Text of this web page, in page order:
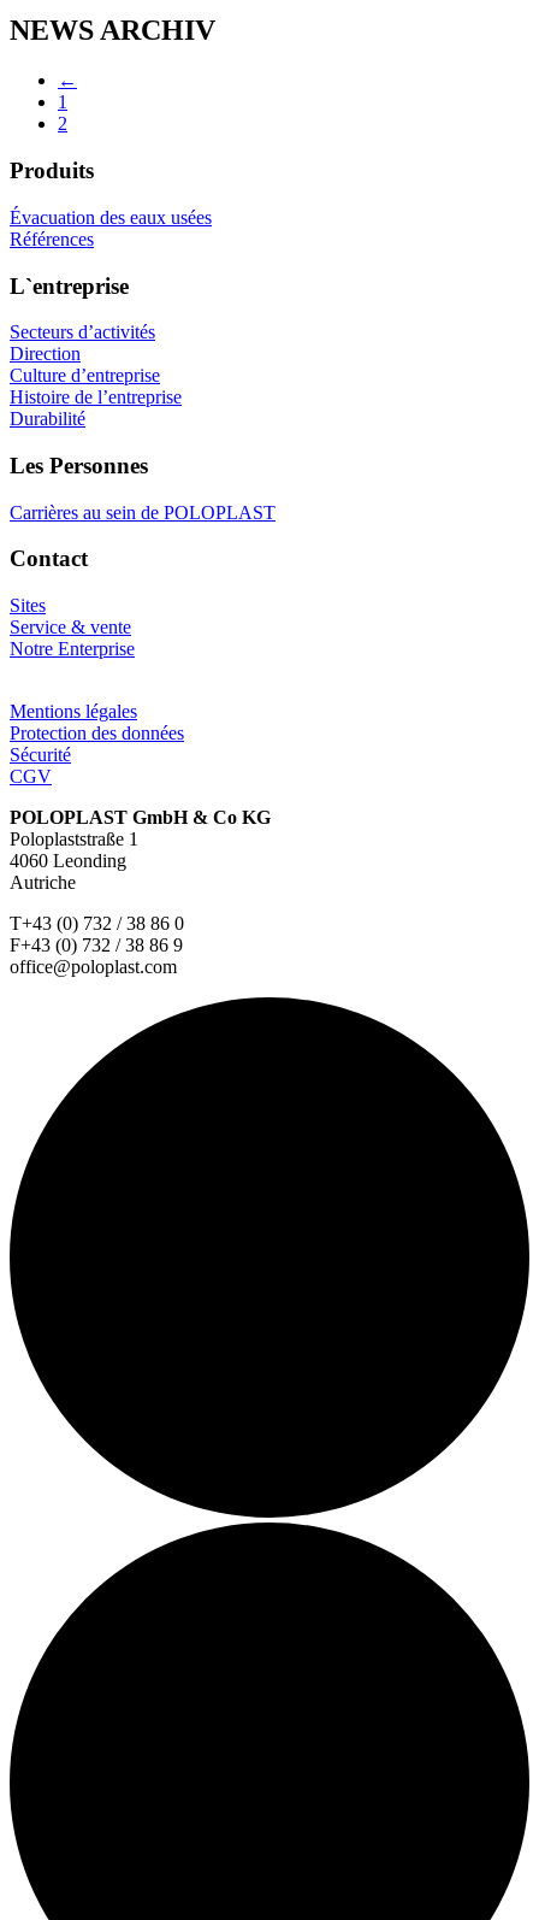
NEWS ARCHIV
←
1
2
Produits
Évacuation des eaux usées
Références
L`entreprise
Secteurs d’activités
Direction
Culture d’entreprise
Histoire de l’entreprise
Durabilité
Les Personnes
Carrières au sein de POLOPLAST
Contact
Sites
Service & vente
Notre Enterprise
Mentions légales
Protection des données
Sécurité
CGV
POLOPLAST GmbH & Co KG
Poloplaststraße 1
4060 Leonding
Autriche
T+43 (0) 732 / 38 86 0
F+43 (0) 732 / 38 86 9
office@poloplast.com